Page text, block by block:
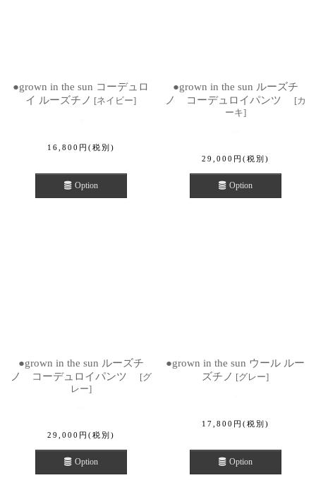
●grown in the sun コーデュロ
イ ルーズチノ [ネイビー]
16,800 円 (税別)
Option
●grown in the sun ルーズチ
ノ コーデュロイパンツ
[カ
ーキ]
29,000 円 (税別)
Option
●grown in the sun ルーズチ
ノ コーデュロイパンツ
[グ
レー]
29,000 円 (税別)
Option
●grown in the sun ウール ルー
ズチノ [グレー]
17,800 円 (税別)
Option